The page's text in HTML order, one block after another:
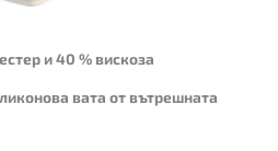
и 40 % вискоза
вата от вътрешната